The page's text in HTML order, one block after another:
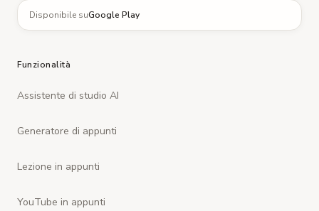
Disponibile suGoogle Play
Funzionalità
Assistente di studio AI
Generatore di appunti
Lezione in appunti
YouTube in appunti